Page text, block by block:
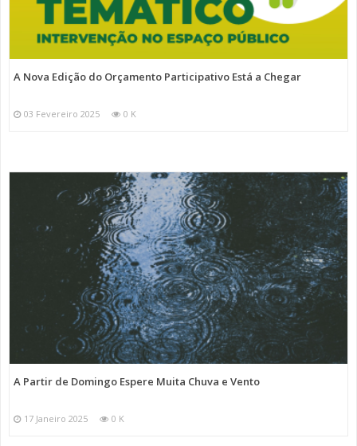
A Nova Edição do Orçamento Participativo Está a Chegar
03 Fevereiro 2025 0 K
A Partir de Domingo Espere Muita Chuva e Vento
17 Janeiro 2025 0 K